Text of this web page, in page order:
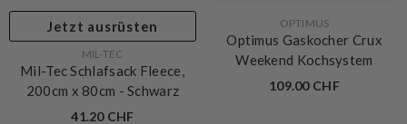
Jetzt ausrüsten
VERKÄUFERIN:MIL-TEC
Mil-Tec Schlafsack Fleece,
200cm x 80cm - Schwarz
41.20 CHF
VERKÄUFERIN:OPTIMUS
Optimus Gaskocher Crux
Weekend Kochsystem
109.00 CHF